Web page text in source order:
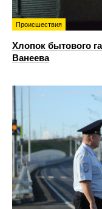
Происшествия
Хлопок бытового
Ванеева